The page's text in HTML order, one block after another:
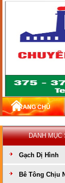
TRANG CHỦ
DANH MỤC
Gạch Dị Hình
Bê Tông Chịu